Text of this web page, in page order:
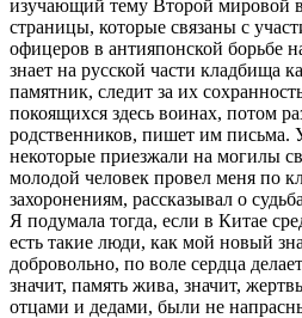
изучающий тему Второй мировой
страницы, которые связаны с
офицеров в антияпонской борьбе
знает на русской части кладбища
памятник, следит за их
покоящихся здесь воинах, потом
родственников, пишет им письма.
некоторые приезжали на могилы
молодой человек провел меня по
захоронениям, рассказывал о
Я подумала тогда, если в Китае
есть такие люди, как мой новый
добровольно, по воле сердца
значит, память жива, значит,
отцами и дедами, были не